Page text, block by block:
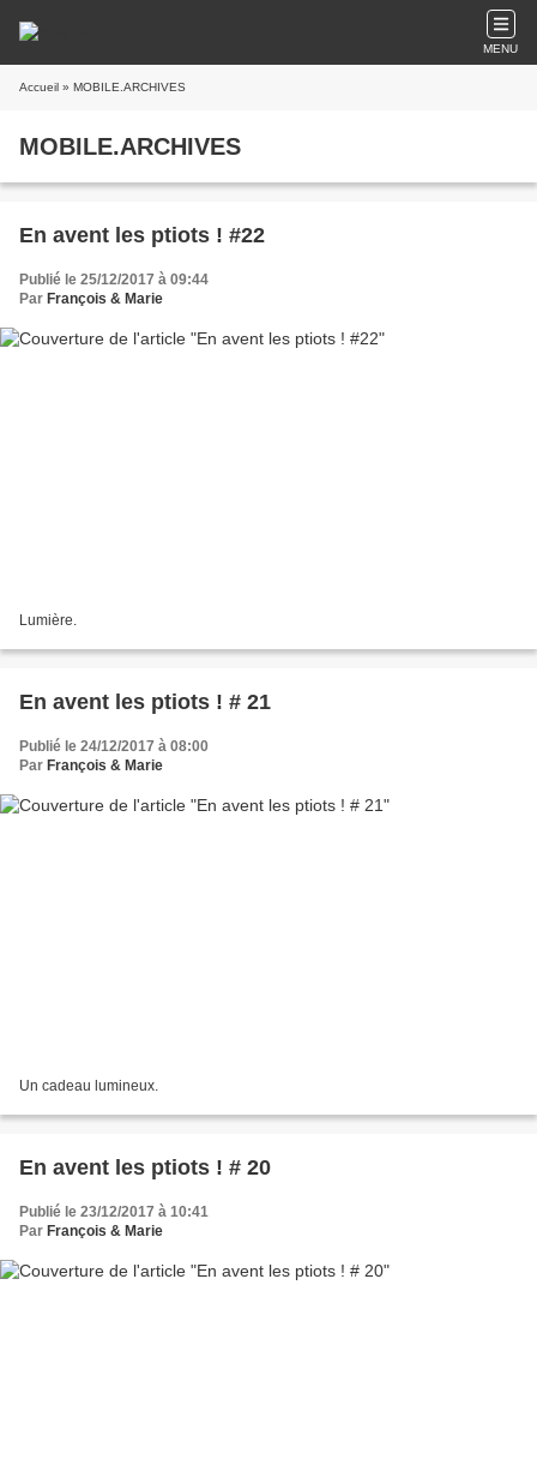
MENU
Accueil » MOBILE.ARCHIVES
MOBILE.ARCHIVES
En avent les ptiots ! #22
Publié le 25/12/2017 à 09:44
Par François & Marie
Lumière.
En avent les ptiots ! # 21
Publié le 24/12/2017 à 08:00
Par François & Marie
Un cadeau lumineux.
En avent les ptiots ! # 20
Publié le 23/12/2017 à 10:41
Par François & Marie